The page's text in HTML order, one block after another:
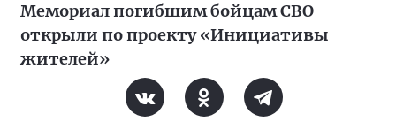
Мемориал погибшим бойцам СВО
открыли по проекту «Инициативы
жителей»